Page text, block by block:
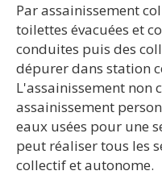
Par assainissement
toilettes évacuées et
conduites puis des
dépurer dans station
L'assainissement non
assainissement
eaux usées pour une
peut réaliser tous les
collectif et autonome.